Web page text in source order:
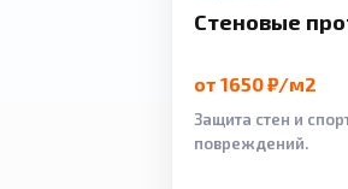
Стеновые
от 1650 ₽/м2
Защита стен и
повреждений.